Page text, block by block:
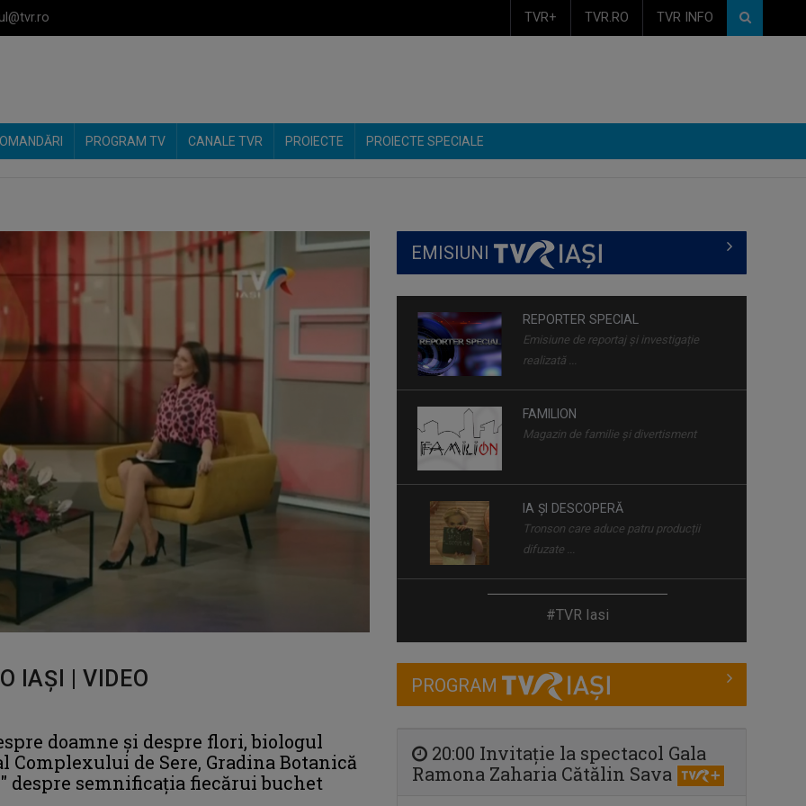
TVR+ TVR.RO TVR INFO
PROGRAM TV CANALE TVR PROIECTE PROIECTE SPECIALE
IAȘI | VIDEO
doamne și despre flori, biologul
de Sere, Gradina Botanică
despre semnificația fiecărui buchet
EMISIUNI
FAMILION
Magazin de familie și divertisment
IA ȘI DESCOPERĂ
Tronson care aduce patru producții
INTERVIUL SĂPTĂMÂNII
Dialoguri cu personalităţi din diferite
domenii
O emisiune în care descoperim poveştile
de ...
REGIUNEA ÎN OBIECTIV
#TVR Iasi
PROGRAM
20:00 Invitație la spectacol Gala
Ramona Zaharia Cătălin Sava